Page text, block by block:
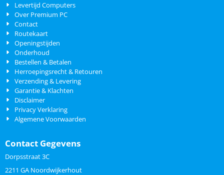
Levertijd Computers
Over Premium PC
Contact
Routekaart
Openingstijden
Onderhoud
Bestellen & Betalen
Herroepingsrecht & Retouren
Verzending & Levering
Garantie & Klachten
Disclaimer
Privacy Verklaring
Algemene Voorwaarden
Contact Gegevens
Dorpsstraat 3C
2211 GA Noordwijkerhout